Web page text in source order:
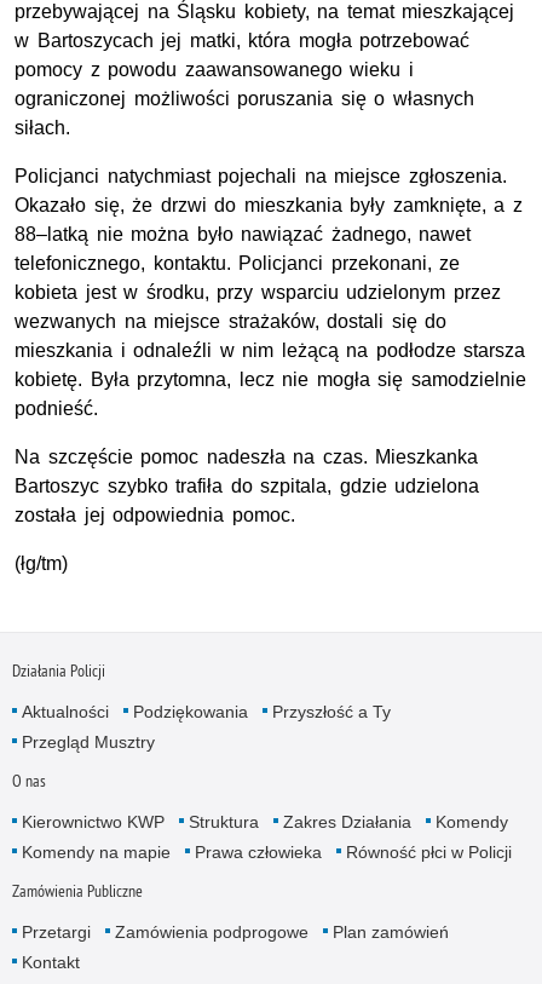
przebywającej na Śląsku kobiety, na temat mieszkającej
w Bartoszycach jej matki, która mogła potrzebować
pomocy z powodu zaawansowanego wieku i
ograniczonej możliwości poruszania się o własnych
siłach.
Policjanci natychmiast pojechali na miejsce zgłoszenia.
Okazało się, że drzwi do mieszkania były zamknięte, a z
88–latką nie można było nawiązać żadnego, nawet
telefonicznego, kontaktu. Policjanci przekonani, ze
kobieta jest w środku, przy wsparciu udzielonym przez
wezwanych na miejsce strażaków, dostali się do
mieszkania i odnaleźli w nim leżącą na podłodze starsza
kobietę. Była przytomna, lecz nie mogła się samodzielnie
podnieść.
Na szczęście pomoc nadeszła na czas. Mieszkanka
Bartoszyc szybko trafiła do szpitala, gdzie udzielona
została jej odpowiednia pomoc.
(łg/tm)
Działania Policji
Aktualności Podziękowania
Przyszłość a Ty
Przegląd Musztry
O nas
Kierownictwo KWP Struktura Zakres Działania
Komendy
Komendy na mapie
Prawa człowieka Równość płci w Policji
Zamówienia Publiczne
Przetargi Zamówienia podprogowe
Plan zamówień
Kontakt